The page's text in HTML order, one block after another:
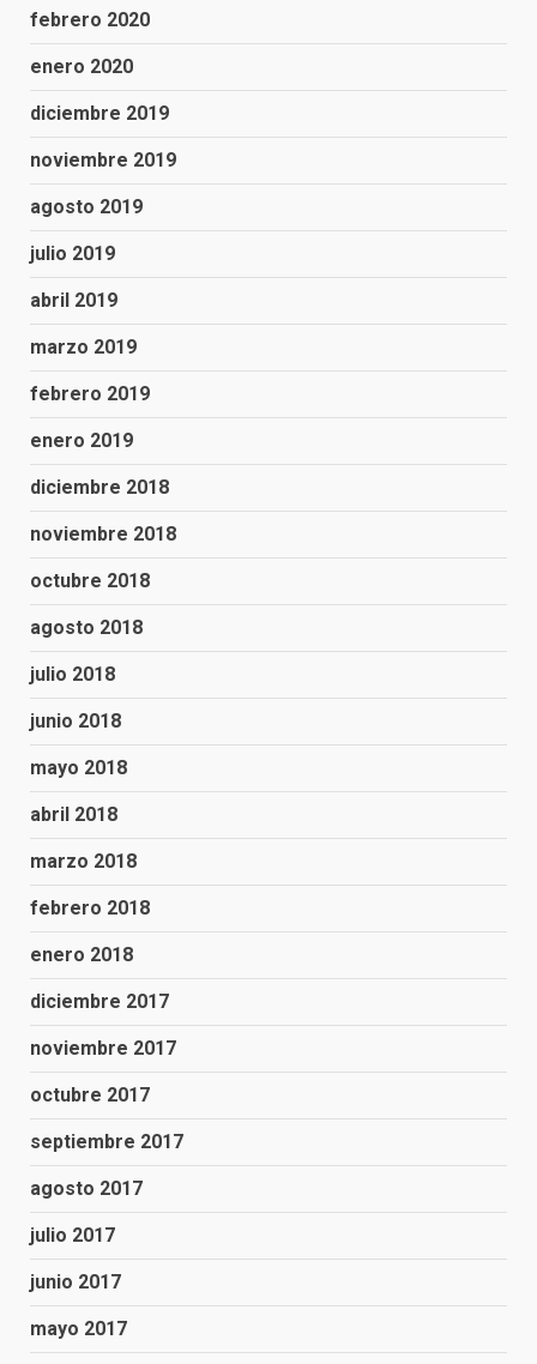
febrero 2020
enero 2020
diciembre 2019
noviembre 2019
agosto 2019
julio 2019
abril 2019
marzo 2019
febrero 2019
enero 2019
diciembre 2018
noviembre 2018
octubre 2018
agosto 2018
julio 2018
junio 2018
mayo 2018
abril 2018
marzo 2018
febrero 2018
enero 2018
diciembre 2017
noviembre 2017
octubre 2017
septiembre 2017
agosto 2017
julio 2017
junio 2017
mayo 2017